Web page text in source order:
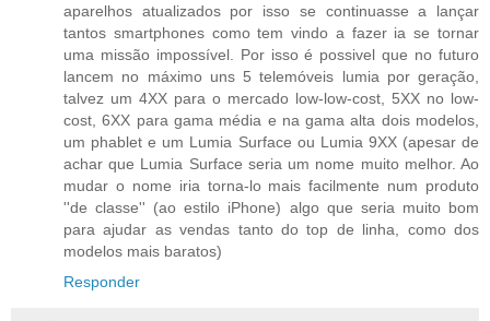
aparelhos atualizados por isso se continuasse a lançar
tantos smartphones como tem vindo a fazer ia se tornar
uma missão impossível. Por isso é possivel que no futuro
lancem no máximo uns 5 telemóveis lumia por geração,
talvez um 4XX para o mercado low-low-cost, 5XX no low-
cost, 6XX para gama média e na gama alta dois modelos,
um phablet e um Lumia Surface ou Lumia 9XX (apesar de
achar que Lumia Surface seria um nome muito melhor. Ao
mudar o nome iria torna-lo mais facilmente num produto
''de classe'' (ao estilo iPhone) algo que seria muito bom
para ajudar as vendas tanto do top de linha, como dos
modelos mais baratos)
Responder